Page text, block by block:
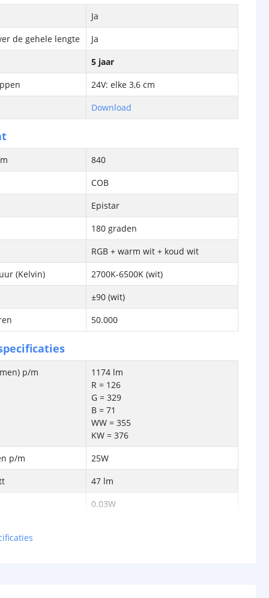
Ja
de gehele lengte
Ja
5 jaar
24V: elke 3,6 cm
Download
840
COB
Epistar
180 graden
RGB + warm wit + koud wit
(Kelvin)
2700K-6500K (wit)
±90 (wit)
50.000
p/m
1174 lm
R = 126
G = 329
B = 71
WW = 355
KW = 376
p/m
25W
47 lm
0.03W